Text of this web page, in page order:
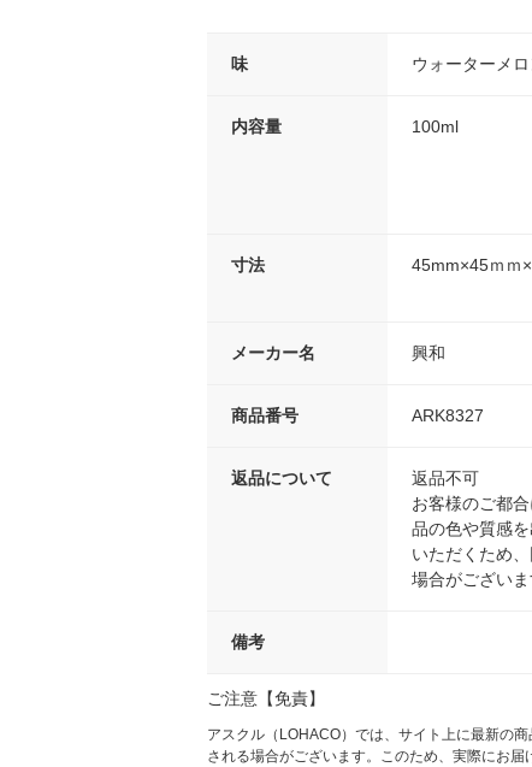
味 ウォーターメ
内容量 100ml
寸法 45mm×45ｍｍ
メーカー名 興和
商品番号 ARK8327
返品について
返品不可
お客様のご都
品の色や質感
いただくため
場合がござい
備考
ご注意【免責】
アスクル（LOHACO）では、サイト上に最新の
される場合がございます。このため、実際にお